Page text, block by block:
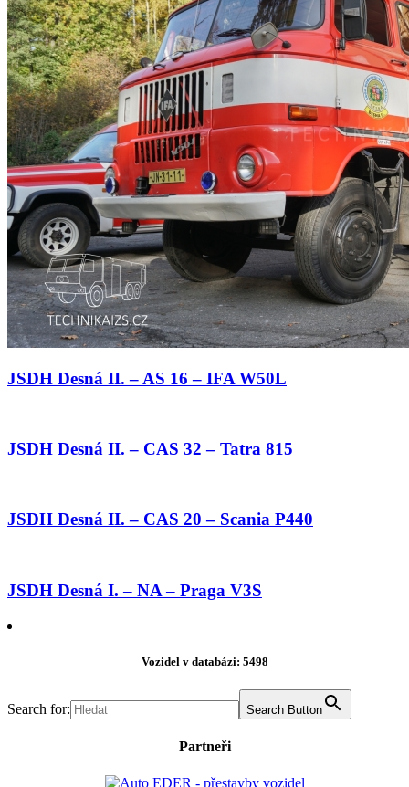
JSDH Desná II. – AS 16 – IFA W50L
JSDH Desná II. – CAS 32 – Tatra 815
JSDH Desná II. – CAS 20 – Scania P440
JSDH Desná I. – NA – Praga V3S
Vozidel v databázi: 5498
Search for: Search Button
Partneři